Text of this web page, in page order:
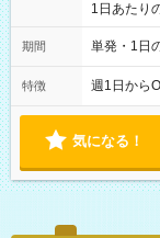
1日あたり
間は 試験
期間 単発・1日
特徴 週1日から
気になる！